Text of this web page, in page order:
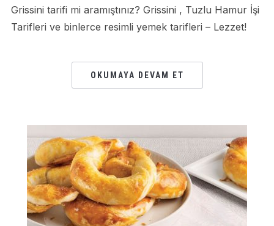
Grissini tarifi mi aramıştınız? Grissini , Tuzlu Hamur İşi
Tarifleri ve binlerce resimli yemek tarifleri – Lezzet!
OKUMAYA DEVAM ET